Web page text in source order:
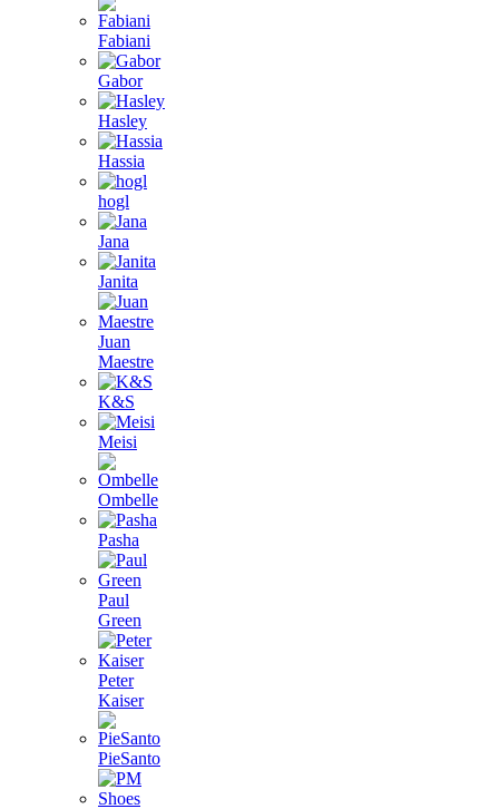
Fabiani
Gabor
Hasley
Hassia
hogl
Jana
Janita
Juan
Maestre
K&S
Meisi
Ombelle
Pasha
Paul
Green
Peter
Kaiser
PieSanto